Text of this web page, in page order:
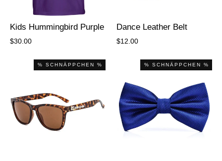
Kids Hummingbird Purple
$30.00
Dance Leather Belt
$12.00
% SCHNÄPPCHEN % % SCHNÄPPCHEN %